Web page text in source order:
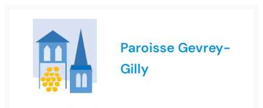
Paroisse Gevrey-
Gilly